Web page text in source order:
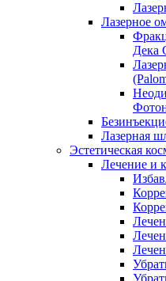
Лазерное
Дека
Лазерная
Эстетическая
Лечение и